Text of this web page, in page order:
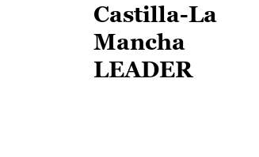
Castilla-La
Mancha
LEADER